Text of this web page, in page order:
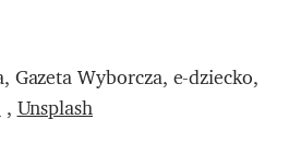
Wyborcza, e-dziecko,
,Unsplash